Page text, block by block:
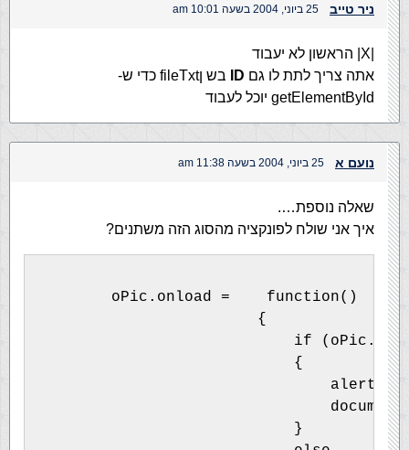
ניר טייב 25 ביוני, 2004 בשעה 10:01 am
אתה צריך לתת לו גם ID
בש ןfileTxt כדי ש-
getElementById יוכל לעבוד
נועם א 25 ביוני, 2004 בשעה 11:38 am
שאלה נוספת….
איך אני שולח לפונקציה מהסוג הזה משתנים?
oPic.onload =    function()
{
if
{
}